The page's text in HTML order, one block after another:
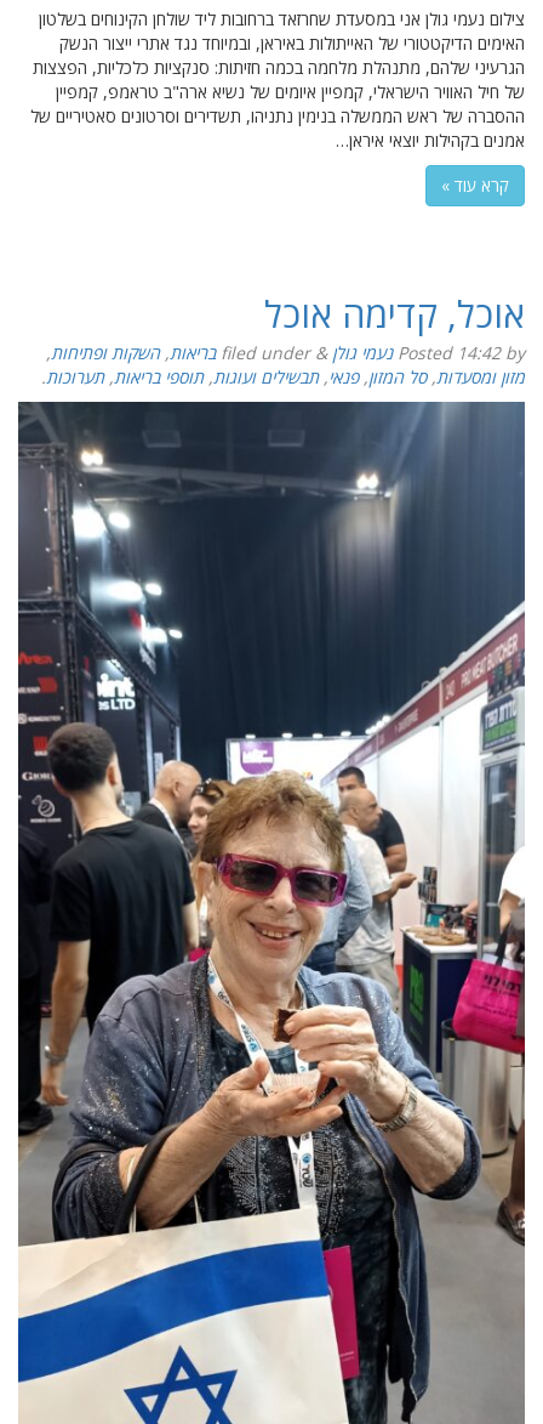
צילום נעמי גולן אני במסעדת שחרזאד ברחובות ליד שולחן הקינוחים בשלטון
האימים הדיקטטורי של האייתולות באיראן, ובמיוחד נגד אתרי ייצור הנשק
הגרעיני שלהם, מתנהלת מלחמה בכמה חזיתות: סנקציות כלכליות, הפצצות
של חיל האוויר הישראלי, קמפיין איומים של נשיא ארה"ב טראמפ, קמפיין
ההסברה של ראש הממשלה בנימין נתניהו, תשדירים וסרטונים סאטיריים של
אמנים בקהילות יוצאי איראן…
קרא עוד »
אוכל, קדימה אוכל
Posted 14:42by נעמי גולן &
filed under בריאות,השקות ופתיחות,
מזון ומסעדות,סל המזון,פנאי,תבשילים ועוגות,תוספי בריאות,תערוכות.